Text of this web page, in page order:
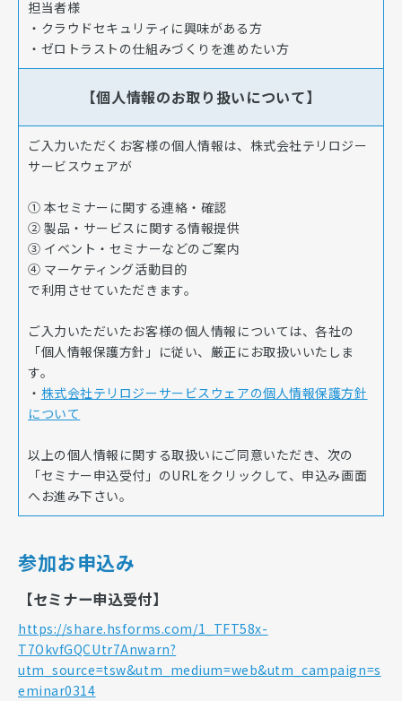
担当者様
・クラウドセキュリティに興味がある方
・ゼロトラストの仕組みづくりを進めたい方
【個人情報のお取り扱いについて】
ご入力いただくお客様の個人情報は、株式会社テリロジー
サービスウェアが
① 本セミナーに関する連絡・確認
② 製品・サービスに関する情報提供
③ イベント・セミナーなどのご案内
④ マーケティング活動目的
で利用させていただきます。
ご入力いただいたお客様の個人情報については、各社の
「個人情報保護方針」に従い、厳正にお取扱いいたしま
す。
・ 株式会社テリロジーサービスウェアの個人情報保護方針
について
以上の個人情報に関する取扱いにご同意いただき、次の
「セミナー申込受付」のURLをクリックして、申込み画面
へお進み下さい。
参加お申込み
【セミナー申込受付】
https://share.hsforms.com/1_TFT58x-
T7OkvfGQCUtr7Anwarn?
utm_source=tsw&utm_medium=web&utm_campaign=s
eminar0314